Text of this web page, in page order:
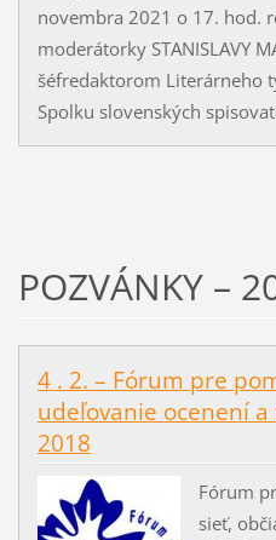
novembra 2021 o 17. hod.
moderátorky STANISLAVY
šéfredaktorom Literárneho
Spolku slovenských
POZVÁNKY –
4 . 2. – Fórum pre
udeľovanie ocenení
2018
Fórum
sieť,